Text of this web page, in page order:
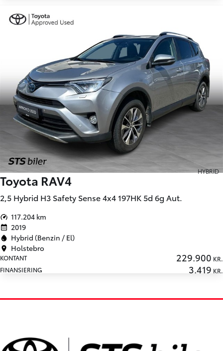
HYBRID
Toyota RAV4
2,5 Hybrid H3 Safety Sense 4x4 197HK 5d 6g Aut.
117.204 km
2019
Hybrid (Benzin / El)
Holstebro
KONTANT 229.900 KR.
FINANSIERING
3.419 KR.